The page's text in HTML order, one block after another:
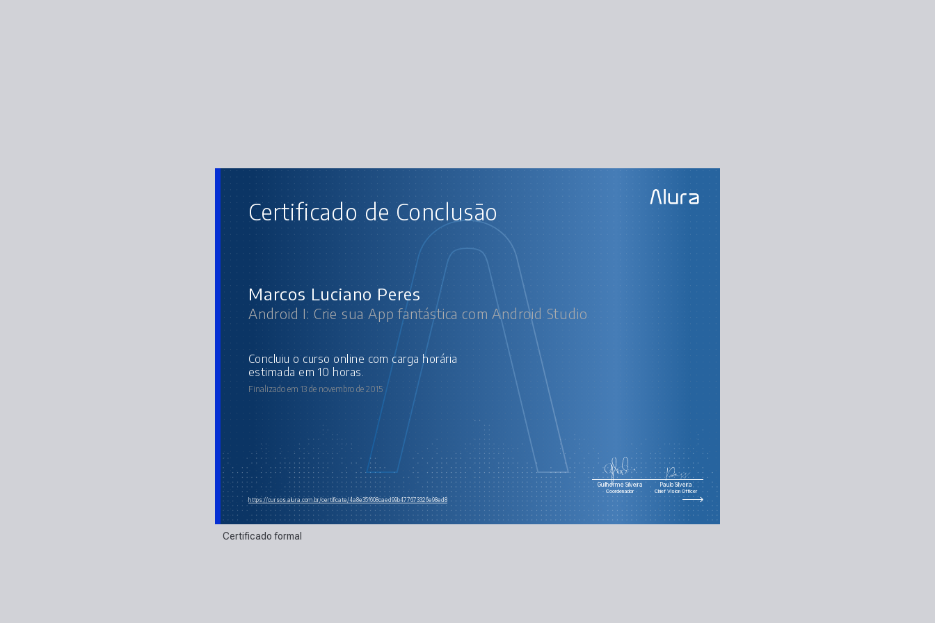
Certificado de Conclusão
Marcos Luciano Peres
Android I: Crie sua App fantástica com Android Studio
concluiu o curso online com carga horária
estimada em 10 horas.
Finalizado em 13 de novembro de 2015
Guilherme Silveira
Coordenador
Paulo Silveira
Chief Vision Officer
https://cursos.alura.com.br/certificate/4a8e35f608caed99b477673326e98ed8
AULAS DO CURSO
Android I: Crie sua App fantástica com Android Studio
Adicionando alunos na agenda
Utilizando menus
Certificado formal